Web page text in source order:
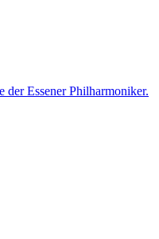
Essener Philharmoniker.